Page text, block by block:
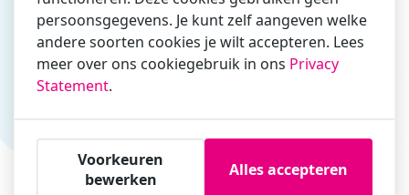
zakelijk/administratief correspondeert
Is de contactpersoon ook een cursist?
Ja
Cursisten
Voeg cursisten toe
persoonsgegevens. Je kunt zelf aangeven welke
andere soorten cookies je wilt accepteren. Lees
meer over ons cookiegebruik in ons Privacy
Statement.
Voorkeuren
bewerken
Alles accepteren